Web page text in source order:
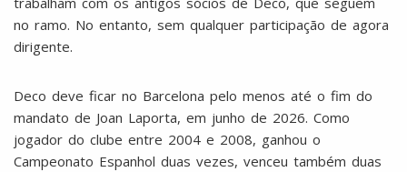
no ramo. No entanto, sem qualquer participação de agora
dirigente.
Deco deve ficar no Barcelona pelo menos até o fim do
mandato de Joan Laporta, em junho de 2026. Como
jogador do clube entre 2004 e 2008, ganhou o
Campeonato Espanhol duas vezes, venceu também duas